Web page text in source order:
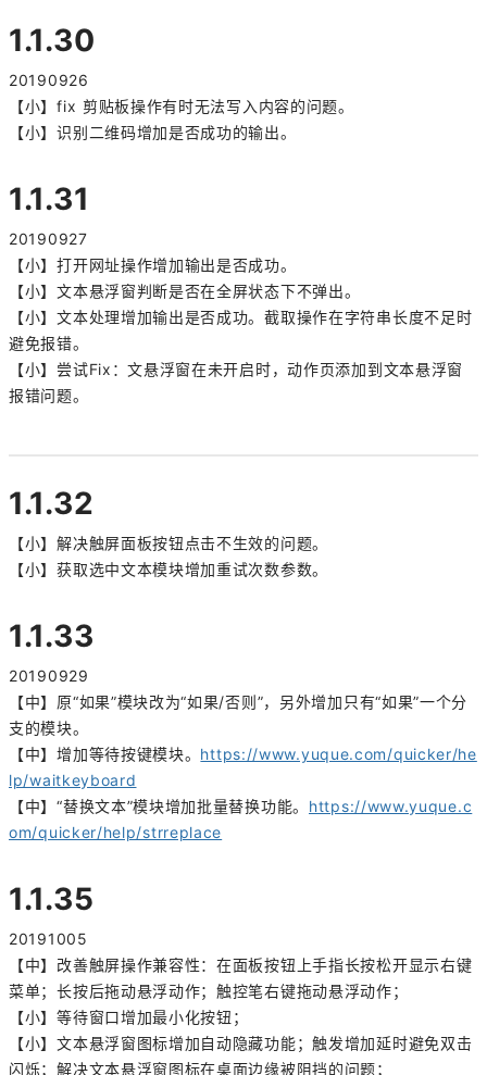
1.1.30
20190926
【小】fix 剪贴板操作有时无法写入内容的问题。
【小】识别二维码增加是否成功的输出。
1.1.31
20190927
【小】打开网址操作增加输出是否成功。
【小】文本悬浮窗判断是否在全屏状态下不弹出。
【小】文本处理增加输出是否成功。截取操作在字符串长度不足时
避免报错。
【小】尝试Fix：文悬浮窗在未开启时，动作页添加到文本悬浮窗
报错问题。
1.1.32
【小】解决触屏面板按钮点击不生效的问题。
【小】获取选中文本模块增加重试次数参数。
1.1.33
20190929
【中】原“如果”模块改为“如果/否则”，另外增加只有“如果”一个分
支的模块。
【中】增加等待按键模块。 https://www.yuque.com/quicker/he
lp/waitkeyboard
【中】“替换文本”模块增加批量替换功能。 https://www.yuque.c
om/quicker/help/strreplace
1.1.35
20191005
【中】改善触屏操作兼容性：在面板按钮上手指长按松开显示右键
菜单；长按后拖动悬浮动作；触控笔右键拖动悬浮动作；
【小】等待窗口增加最小化按钮；
【小】文本悬浮窗图标增加自动隐藏功能；触发增加延时避免双击
闪烁；解决文本悬浮窗图标在桌面边缘被阻挡的问题；